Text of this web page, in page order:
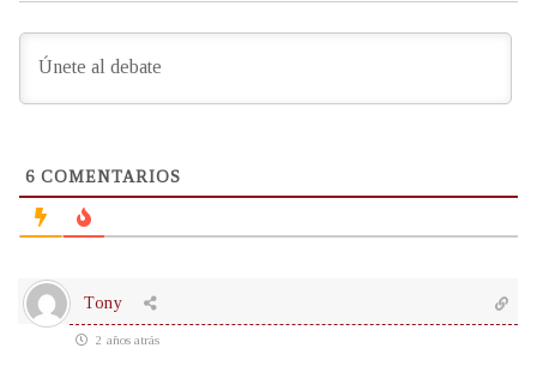
6 COMENTARIOS
Tony
2 años atrás